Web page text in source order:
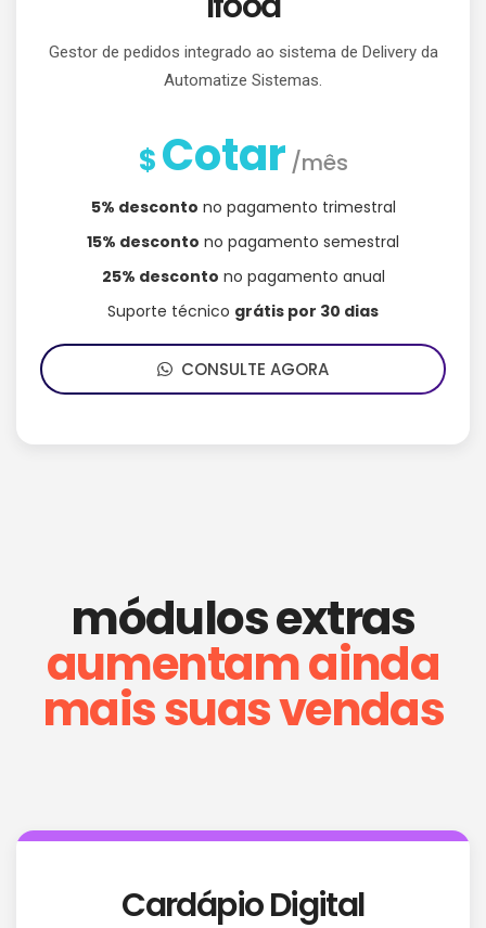
Gestor de pedidos integrado ao sistema de Delivery da
Automatize Sistemas.
$Cotar /mês
5% desconto no pagamento trimestral
15% desconto no pagamento semestral
25% desconto no pagamento anual
Suporte técnico grátis por 30 dias
CONSULTE AGORA
módulos extras
aumentam ainda
mais suas vendas
Cardápio Digital